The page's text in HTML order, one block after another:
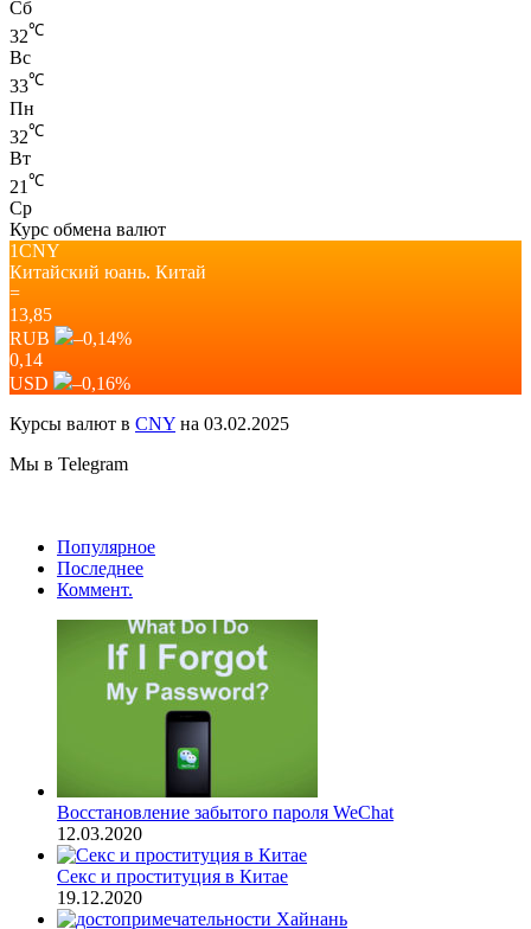
Сб
32℃
Вс
33℃
Пн
32℃
Вт
21℃
Ср
Курс обмена валют
1CNY
Китайский юань. Китай
=
13,85
RUB
–0,14%
0,14
USD
–0,16%
Курсы валют в CNY на 03.02.2025
Мы в Telegram
Популярное
Последнее
Коммент.
Восстановление забытого пароля WeChat
12.03.2020
Секс и проституция в Китае
19.12.2020